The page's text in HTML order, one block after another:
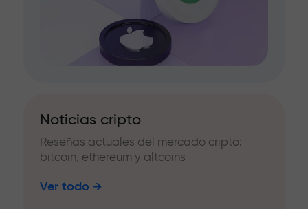
Noticias cripto
Reseñas actuales del mercado cripto:
bitcoin, ethereum y altcoins
Ver todo